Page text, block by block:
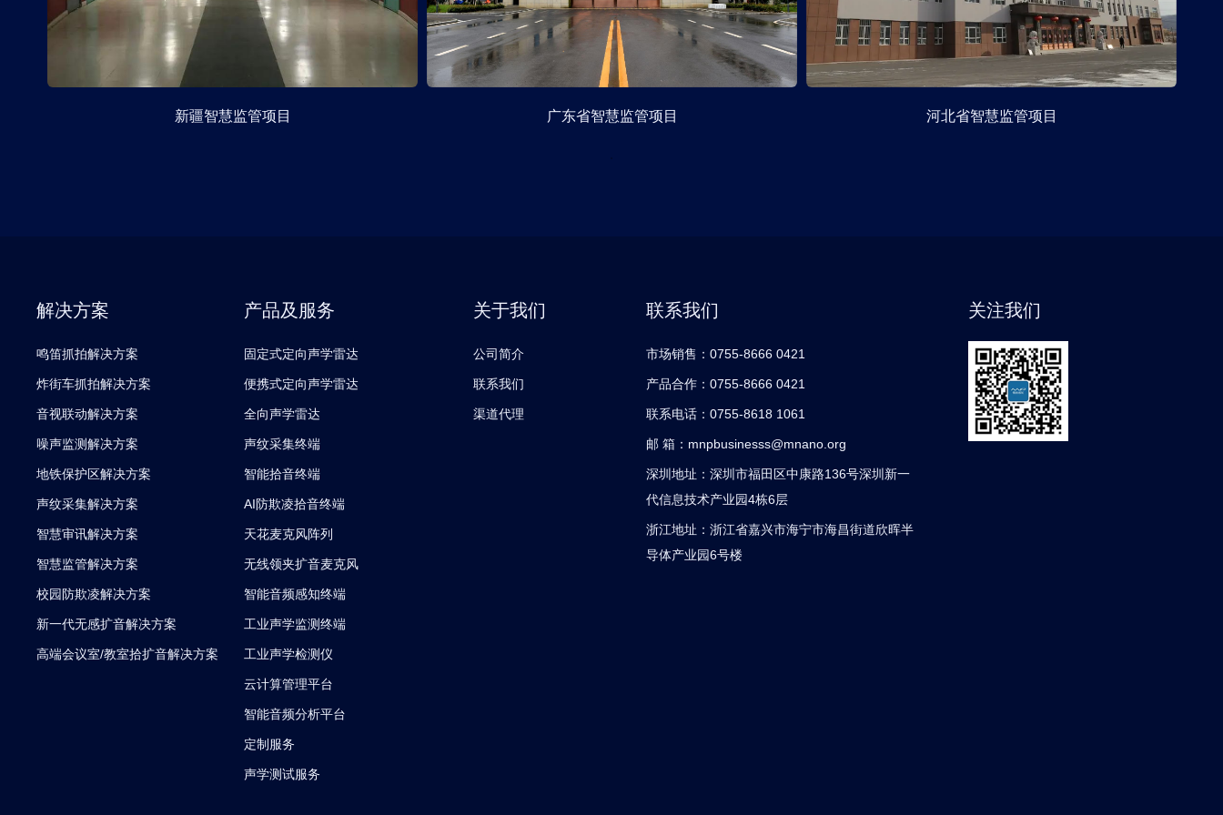
新疆智慧监管项目 广东省智慧监管项目 河北省智慧监管项目
解决方案
鸣笛抓拍解决方案
炸街车抓拍解决方案
音视联动解决方案
噪声监测解决方案
地铁保护区解决方案
声纹采集解决方案
智慧审讯解决方案
智慧监管解决方案
校园防欺凌解决方案
新一代无感扩音解决方案
高端会议室/教室拾扩音解决方案
产品及服务
固定式定向声学雷达
便携式定向声学雷达
全向声学雷达
声纹采集终端
智能拾音终端
AI防欺凌拾音终端
天花麦克风阵列
无线领夹扩音麦克风
智能音频感知终端
工业声学监测终端
工业声学检测仪
云计算管理平台
智能音频分析平台
定制服务
声学测试服务
关于我们
公司简介
联系我们
渠道代理
联系我们
市场销售：0755-8666 0421
产品合作：0755-8666 0421
联系电话：0755-8618 1061
邮 箱： mnpbusinesss@mnano.org
深圳地址：深圳市福田区中康路136号深圳新一
代信息技术产业园4栋6层
浙江地址：浙江省嘉兴市海宁市海昌街道欣晖半
导体产业园6号楼
关注我们